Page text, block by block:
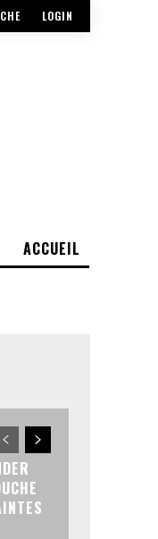
LOGIN
ACCUEIL